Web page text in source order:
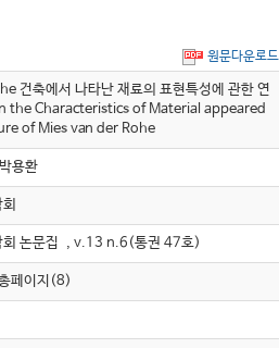
원문다운로드
건축에서 나타난 재료의 표현특성에 관한 연
the Characteristics of Material appeared
of Mies van der Rohe
용환
회 논문집 , v.13 n.6(통권 47호)
페이지(8)